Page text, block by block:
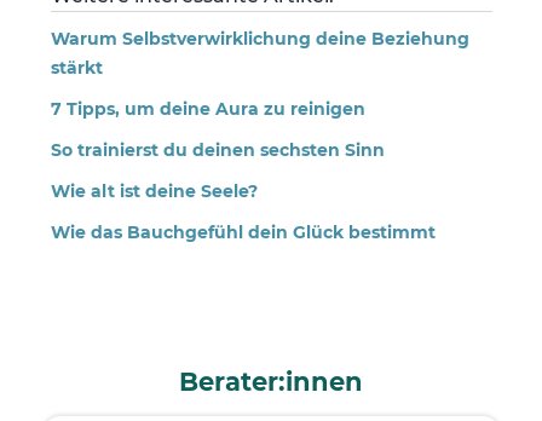
Warum Selbstverwirklichung deine Beziehung
stärkt
7 Tipps, um deine Aura zu reinigen
So trainierst du deinen sechsten Sinn
Wie alt ist deine Seele?
Wie das Bauchgefühl dein Glück bestimmt
Berater:innen